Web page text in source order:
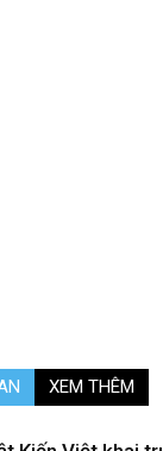
XEM THÊM